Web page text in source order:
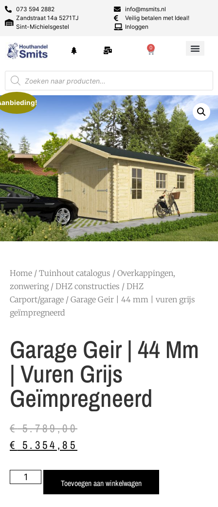
073 594 2882
Zandstraat 14a 5271TJ
Sint-Michielsgestel
info@msmits.nl
Veilig betalen met Ideal!
Inloggen
0
Home / Tuinhout catalogus / Overkappingen,
zonwering/ DHZ constructies / DHZ
Carport/garage / Garage Geir | 44 mm | vuren grijs
geïmpregneerd
Garage Geir | 44 Mm
| Vuren Grijs
Geïmpregneerd
€5.789,00
€ 5.354,85
Toevoegen aan winkelwagen